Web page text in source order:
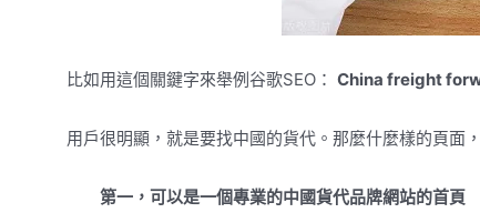
比如用這個關鍵字來舉例谷歌SEO： China freight
用戶很明顯，就是要找中國的貨代。那麼什麼樣的頁面
第一，可以是一個專業的中國貨代品牌網站的首頁